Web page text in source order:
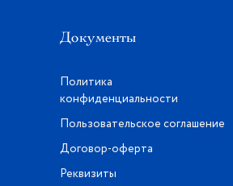
Документы
Политика
конфиденциальности
Пользовательское соглашение
Договор-оферта
Реквизиты